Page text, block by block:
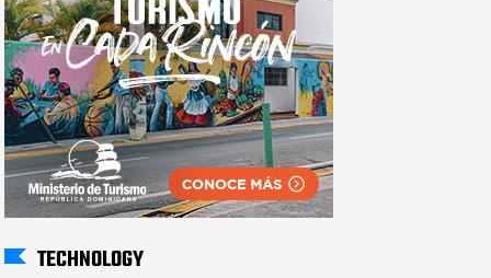
TECHNOLOGY